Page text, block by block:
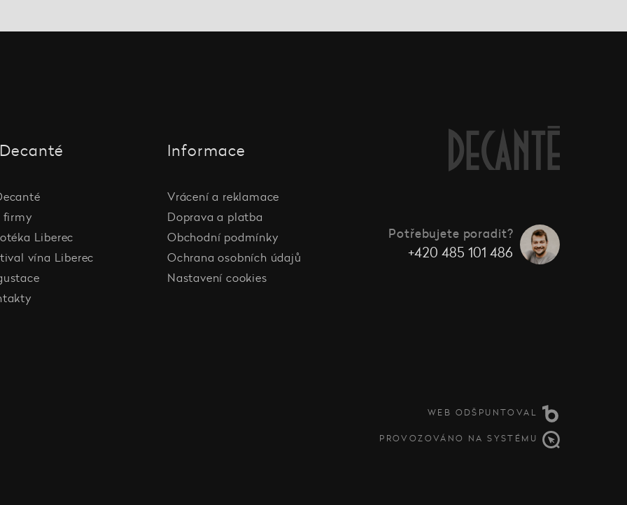
firmy
Liberec
vína Liberec
Informace
Vrácení a reklamace
Doprava a platba
Obchodní podmínky
Ochrana osobních údajů
Nastavení cookies
Potřebujete poradit?
+420 485 101 486
WEB ODŠPUNTOVAL
PROVOZOVÁNO NA SYSTÉMU